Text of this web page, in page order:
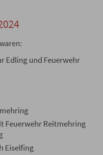
Edling und Feuerwehr
Feuerwehr Reitmehring
Eiselfing